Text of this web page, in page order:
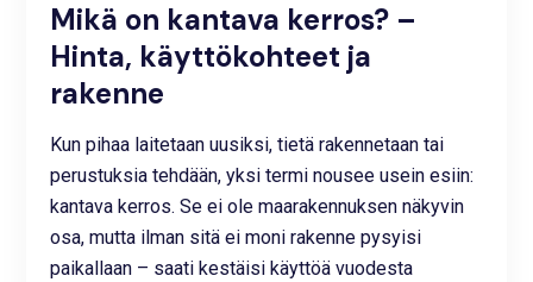
Mikä on kantava kerros? –
Hinta, käyttökohteet ja
rakenne
Kun pihaa laitetaan uusiksi, tietä rakennetaan tai
perustuksia tehdään, yksi termi nousee usein esiin:
kantava kerros. Se ei ole maarakennuksen näkyvin
osa, mutta ilman sitä ei moni rakenne pysyisi
paikallaan – saati kestäisi käyttöä vuodesta